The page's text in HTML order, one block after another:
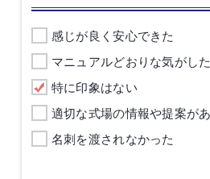
感じが良く安心できた
マニュアルどおりな気がした
特に印象はない
適切な式場の情報や提案が
名刺を渡されなかった